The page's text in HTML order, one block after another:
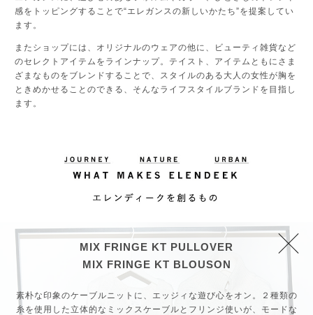
感をトッピングすることで“エレガンスの新しいかたち”を提案してい
ます。
またショップには、オリジナルのウェアの他に、ビューティ雑貨など
のセレクトアイテムをラインナップ。テイスト、アイテムともにさま
ざまなものをブレンドすることで、スタイルのある大人の女性が胸を
ときめかせることのできる、そんなライフスタイルブランドを目指し
ます。
MIX FRINGE KT PULLOVER
MIX FRINGE KT BLOUSON
素朴な印象のケーブルニットに、エッジィな遊び心をオン。２種類の
糸を使用した立体的なミックスケーブルとフリンジ使いが、モードな